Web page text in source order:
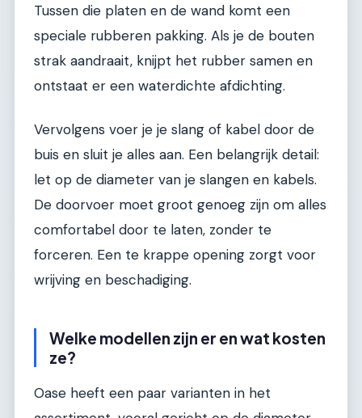
Tussen die platen en de wand komt een
speciale rubberen pakking. Als je de bouten
strak aandraait, knijpt het rubber samen en
ontstaat er een waterdichte afdichting.
Vervolgens voer je je slang of kabel door de
buis en sluit je alles aan. Een belangrijk detail:
let op de diameter van je slangen en kabels.
De doorvoer moet groot genoeg zijn om alles
comfortabel door te laten, zonder te
forceren. Een te krappe opening zorgt voor
wrijving en beschadiging.
Welke modellen zijn er en wat kosten
ze?
Oase heeft een paar varianten in het